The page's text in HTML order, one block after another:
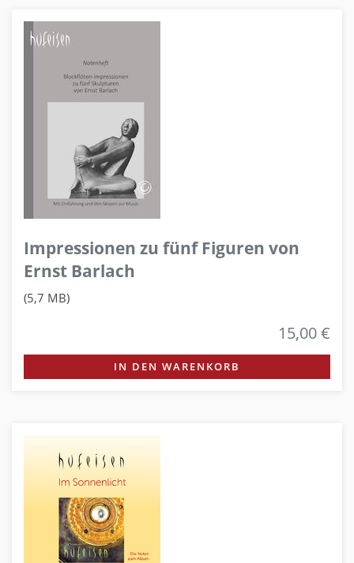
Impressionen zu fünf Figuren von
Ernst Barlach
(5,7 MB)
15,00 €
IN DEN WARENKORB